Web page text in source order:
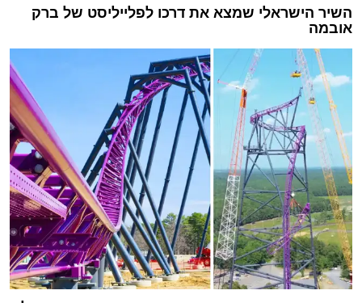
השיר הישראלי שמצא את דרכו לפלייליסט של ברק
אובמה